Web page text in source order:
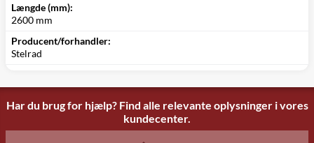
Længde (mm):
2600 mm
Producent/forhandler:
Stelrad
Har du brug for hjælp? Find alle relevante oplysninger i vores
kundecenter.